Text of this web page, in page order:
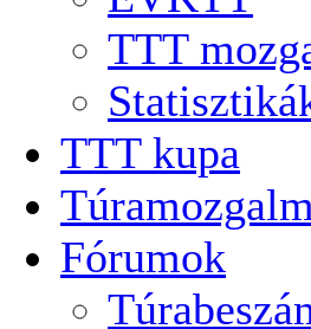
TTT
TTT kupa
Fórumok